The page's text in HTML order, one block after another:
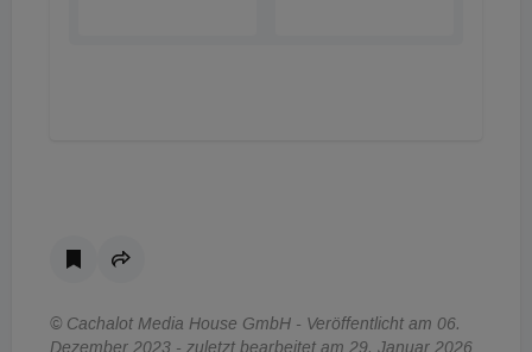
© Cachalot Media House GmbH - Veröffentlicht am 06.
Dezember 2023 - zuletzt bearbeitet am 29. Januar 2026